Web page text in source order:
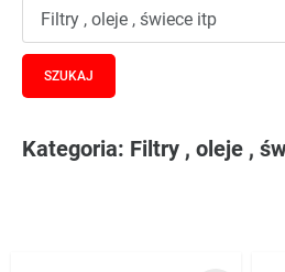
Kategoria: Filtry , oleje ,